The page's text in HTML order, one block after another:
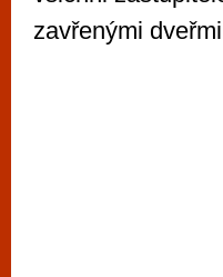
zavřenými